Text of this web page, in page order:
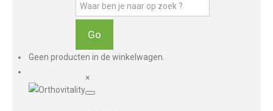
Geen producten in de winkelwagen.
×